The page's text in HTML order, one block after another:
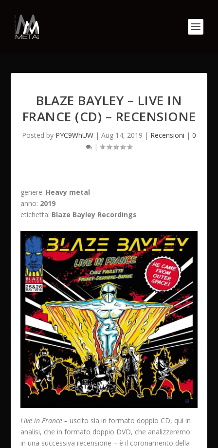
BLAZE BAYLEY – LIVE IN
FRANCE (CD) – RECENSIONE
Posted by PYC9WhUW | Aug 14, 2019 | Recensioni | 0
|
genere: Heavy metal
anno: 2019
etichetta: Blaze Bayley Recordings
Live in France – uscito sia in formato doppio CD, qui in
analisi, che in formato doppio DVD, che analizzeremo
in una successiva recensione – è il coronamento della